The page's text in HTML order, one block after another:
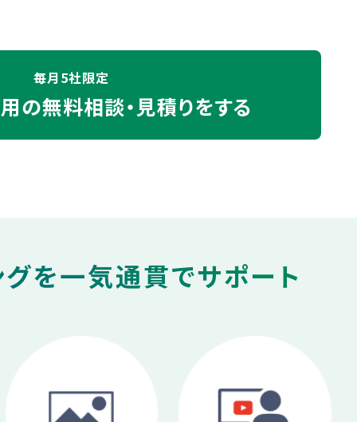
毎月5社限定
の無料相談・見積りをする
を一気通貫でサポート